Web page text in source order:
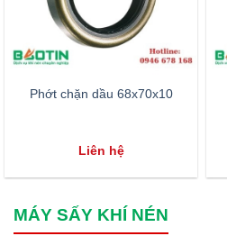
Phớt chặn dầu 68x70x10
Liên hệ
MÁY SẤY KHÍ NÉN